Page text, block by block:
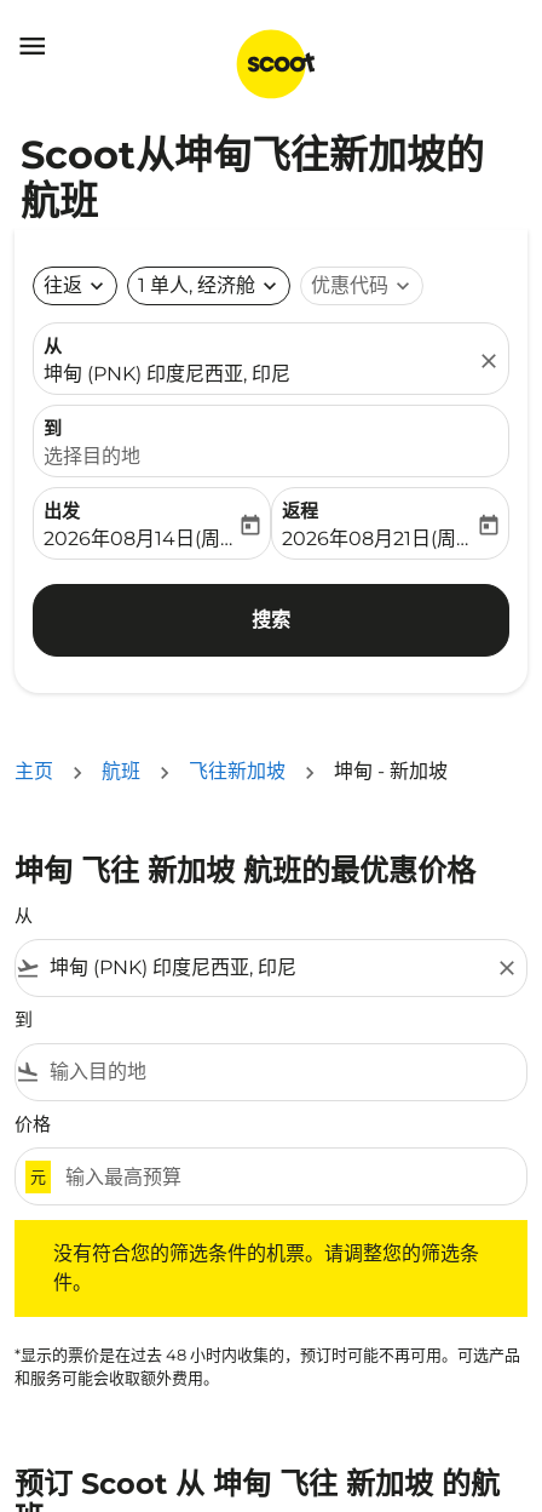

Scoot从坤甸飞往新加坡的
航班
往返 expand_more 1 单人, 经济舱 expand_more 优惠代码 expand_more
从
坤甸 (PNK) 印度尼西亚, 印尼
close
到
选择目的地
出发
fc-booking-departure-date-aria-label
2026年08月14日(周五)
today
返程
fc-booking-return-date-
2026年08月21日(周五)
today
搜索
主页 航班 飞往新加坡 坤甸 - 新加坡
坤甸 飞往 新加坡 航班的最优惠价格
从
flight_takeoff close
到
flight_land
价格
元
没有符合您的筛选条件的机票。请调整您的筛选条
件。
*显示的票价是在过去 48 小时内收集的，预订时可能不再可用。可选产品
和服务可能会收取额外费用。
预订 Scoot 从 坤甸 飞往 新加坡 的航